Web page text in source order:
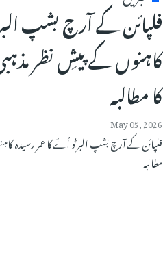
فلپائن کے آرچ بشپ
کاہنوں کے پیشِ نظر
کا مطالبہ
May 05, 2026
فلپائن کے آرچ بشپ البرٹو اُئے کا عمر رسیدہ
مطالبہ